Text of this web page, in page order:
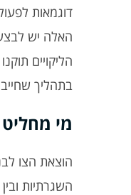
דוגמאות
האלה יש לבצע
הליקויים
בתהליך
מי
הוצאת הצו
השגרתיות